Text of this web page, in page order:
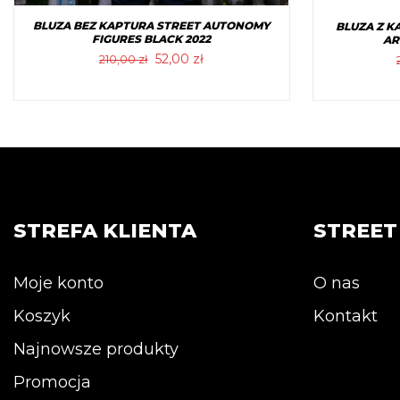
BLUZA BEZ KAPTURA STREET AUTONOMY
FIGURES BLACK 2022
210,00zł Pierwotna
52,00 złAktualna
ma
można
BLUZA Z
STREFA KLIENTA
Moje konto
Koszyk
Najnowsze produkty
Promocja
O nas
Kontakt